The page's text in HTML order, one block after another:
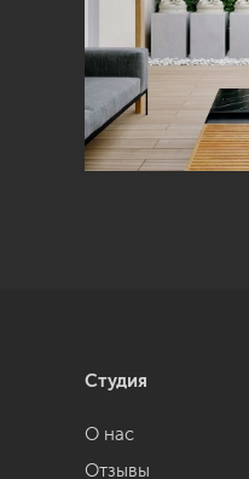
Студия
О нас
Отзывы